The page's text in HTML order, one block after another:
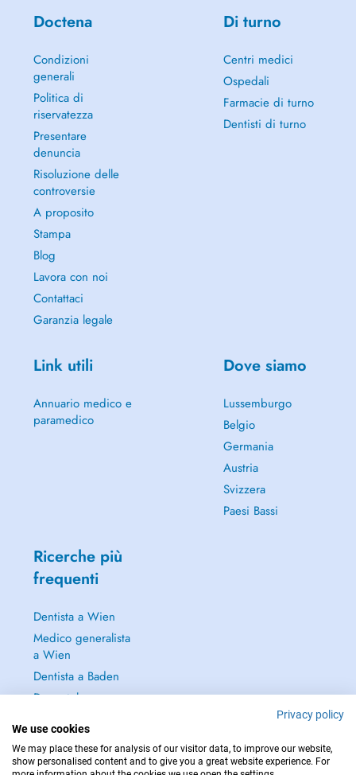
Doctena
Condizioni
generali
Politica di
riservatezza
Presentare
denuncia
Risoluzione delle
controversie
A proposito
Stampa
Blog
Lavora con noi
Contattaci
Garanzia legale
Di turno
Centri medici
Ospedali
Farmacie di turno
Dentisti di turno
Link utili
Annuario medico e
paramedico
Dove siamo
Lussemburgo
Belgio
Germania
Austria
Svizzera
Paesi Bassi
Ricerche più
frequenti
Dentista a Wien
Medico generalista
a Wien
Dentista a Baden
Dermatologo a
Continua a leggere
→
Privacy policy
We use cookies
We may place these for analysis of our visitor data, to improve our website,
show personalised content and to give you a great website experience. For